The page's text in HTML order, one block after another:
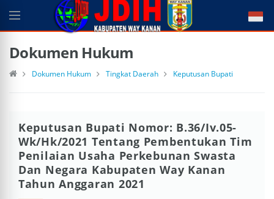
Dokumen Hukum
Dokumen Hukum Tingkat Daerah Keputusan Bupati
Keputusan Bupati Nomor: B.36/Iv.05-
Wk/Hk/2021 Tentang Pembentukan Tim
Penilaian Usaha Perkebunan Swasta
Dan Negara Kabupaten Way Kanan
Tahun Anggaran 2021